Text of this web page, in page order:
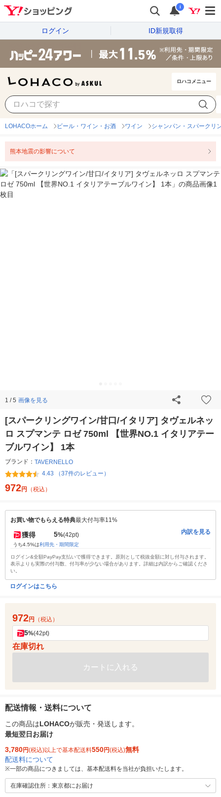
i
ログイン ID新規取得
ロハコメニュー
LOHACOホーム ビール・ワイン・お酒 ワイン シャンパン・スパークリ
熊本地震の影響について
1 / 5 画像を見る
[スパークリングワイン/甘口/イタリア] タヴェルネッ
ロ スプマンテ ロゼ 750ml 【世界NO.1 イタリアテー
ブルワイン】 1本
ブランド： TAVERNELLO
4.43 （37件のレビュー）
972円 （税込）
お買い物でもらえる特典最大付与率11%
獲得 5%(42pt)
うち4.5%は利用先・期間限定
内訳を見る
ログイン&全額PayPay支払いで獲得できます。原則として税抜金額に対し付与されます。
表示よりも実際の付与数、付与率が少ない場合があります。詳細は内訳からご確認くださ
い。
ログインはこちら
972円 （税込）
5%(42pt)
在庫切れ
カートに入れる
配送情報・送料について
この商品はLOHACOが販売・発送します。
最短翌日お届け
3,780円(税込)以上で基本配送料550円(税込)無料
配送料について
※一部の商品につきましては、基本配送料を当社が負担いたします。
在庫確認住所：東京都にお届け